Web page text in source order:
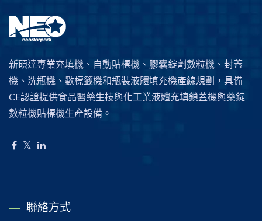
新碩達專業充填機、自動貼標機、膠囊錠劑數粒機、封蓋
機、洗瓶機、數標籤機和瓶裝液體填充機產線規劃，具備
CE認證提供食品醫藥生技與化工業液體充填鎖蓋機與藥錠
數粒機貼標機生產設備。
聯絡方式